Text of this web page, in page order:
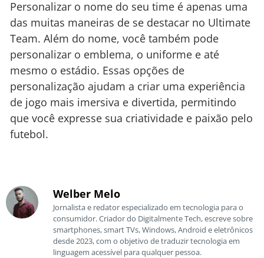
Personalizar o nome do seu time é apenas uma
das muitas maneiras de se destacar no Ultimate
Team. Além do nome, você também pode
personalizar o emblema, o uniforme e até
mesmo o estádio. Essas opções de
personalização ajudam a criar uma experiência
de jogo mais imersiva e divertida, permitindo
que você expresse sua criatividade e paixão pelo
futebol.
Welber Melo
Jornalista e redator especializado em tecnologia para o
consumidor. Criador do Digitalmente Tech, escreve sobre
smartphones, smart TVs, Windows, Android e eletrônicos
desde 2023, com o objetivo de traduzir tecnologia em
linguagem acessível para qualquer pessoa.